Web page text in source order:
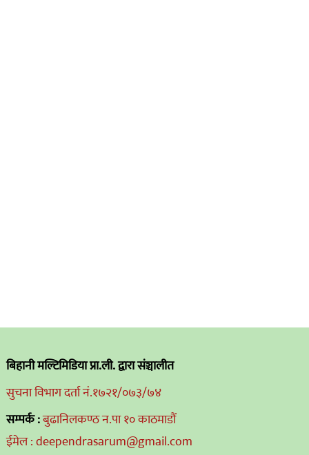
बिहानी मल्टिमिडिया प्रा.ली. द्वारा संञ्चालीत
सुचना विभाग दर्ता नं.१७२१/०७३/७४
सम्पर्क :बुढानिलकण्ठ न.पा १० काठमाडौं
ईमेल : deependrasarum@gmail.com